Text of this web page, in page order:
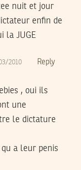
nuit et jour
enfin de
la JUGE
2010 Reply
, oui ils
une
le dictature
a leur penis